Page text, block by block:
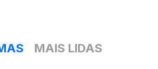
MAIS LIDAS